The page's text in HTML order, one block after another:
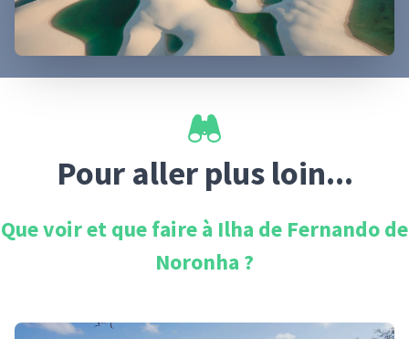
Pour aller plus loin...
Que voir et que faire à Ilha de Fernando de
Noronha ?